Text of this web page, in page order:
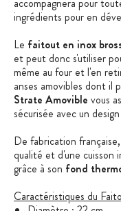
accompagnera pour
ingrédients pour en
Le faitout en inox
et peut donc s'utiliser
même au four et l'en
anses amovibles dont il
Strate Amovible vous
sécurisée avec un
De fabrication
qualité et d'une cuisson
grâce à son fond
Caractéristiques du